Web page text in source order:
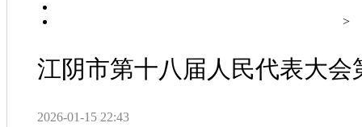
>
江阴市第十八届人民代表大
2026-01-15 22:43